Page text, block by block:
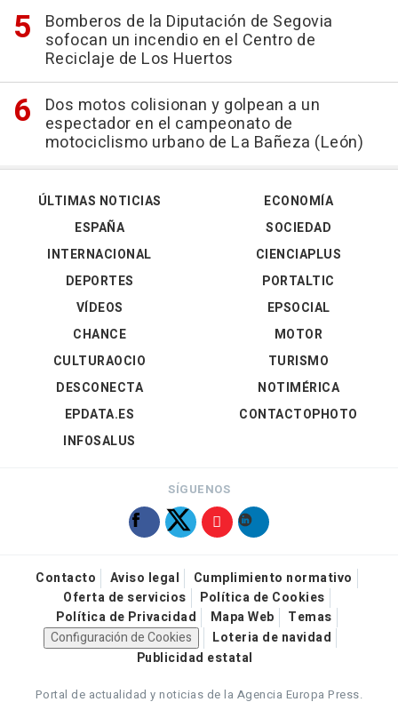
Bomberos de la Diputación de Segovia
sofocan un incendio en el Centro de
Reciclaje de Los Huertos
Dos motos colisionan y golpean a un
espectador en el campeonato de
motociclismo urbano de La Bañeza (León)
ÚLTIMAS NOTICIAS
ESPAÑA
INTERNACIONAL
DEPORTES
VÍDEOS
ECONOMÍA
SOCIEDAD
CIENCIAPLUS
PORTALTIC
EPSOCIAL
CHANCE
CULTURAOCIO
DESCONECTA
EPDATA.ES
INFOSALUS
MOTOR
TURISMO
NOTIMÉRICA
CONTACTOPHOTO
SÍGUENOS
Contacto Aviso legal
Cumplimiento normativo
Oferta de servicios
Política de Cookies
Política de Privacidad
Mapa Web
Temas
Configuración de Cookies
Loteria de navidad
Publicidad estatal
Portal de actualidad y noticias de la Agencia Europa Press.